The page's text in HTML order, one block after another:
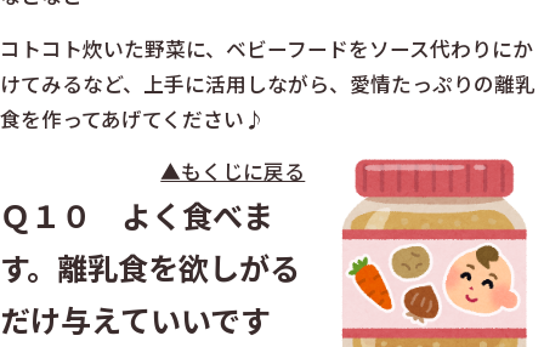
コトコト炊いた野菜に、ベビーフードをソース代わりにか
けてみるなど、上手に活用しながら、愛情たっぷりの離乳
食を作ってあげてください♪
▲もくじに戻る
Ｑ１０ よく食べま
す。離乳食を欲しがる
だけ与えていいです